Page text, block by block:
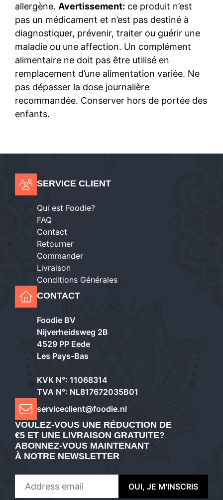
allergène. Avertissement: ce produit n’est
pas un médicament et n’est pas destiné à
diagnostiquer, prévenir, traiter ou guérir une
maladie ou une affection. Un complément
alimentaire ne doit pas être utilisé en
remplacement d’une alimentation variée. Ne
pas dépasser la dose journalière
recommandée. Conserver hors de portée des
enfants.
SERVICE CLIENT
Qui est Foodie?
FAQ
Contact
Retourner
Commander
Livraison
Conditions Générales
CONTACT
Foodie BV
Nijverheidsweg 2B
4529 PP Eede
Les Pays-Bas
KVK N°: 11068314
TVA N°: NL817672035B01
serviceclient@foodie.nl
VOULEZ-VOUS UNE RÉDUCTION DE
€5 ET UNE LIVRAISON GRATUITE?
ABONNEZ-VOUS MAINTENANT
À NOTRE NEWSLETTER